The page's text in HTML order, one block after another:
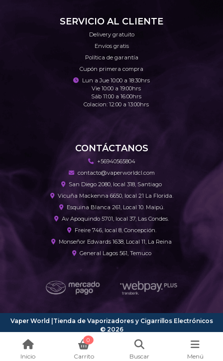
SERVICIO AL CLIENTE
Delivery gratuito
Envíos gratis
Política de garantía
Cupón primera compra
Lun a Jue 10:00 a 18:30hrs
Vie 10:00 a 19:00hrs
Sáb 11:00 a 16:00hrs
Colacion: 12:00 a 13:00hrs
CONTÁCTANOS
+56940565804
contacto@vaperworldcl.com
San Diego 2080, local 318, Santiago
Vicuña Mackenna 6650, local 21 La Florida.
Esquina Blanca 261, Local 10. Maipú.
Av Apoquindo 5701, local 37, Las Condes.
Freire 746, local 8, Concepción.
Monseñor Edwards 1638, Local 11, La Reina
General Lagos 561, Temuco
Vaper World |Tienda de Vaporizadores y Cigarrillos Electrónicos
© 2026
¿Te gusta mi tienda? Yo vendo con
Inicio
0
Carrito Buscar Menú